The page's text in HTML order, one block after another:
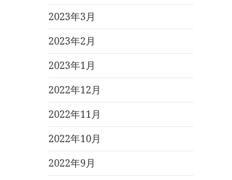
2023年3月
2023年2月
2023年1月
2022年12月
2022年11月
2022年10月
2022年9月